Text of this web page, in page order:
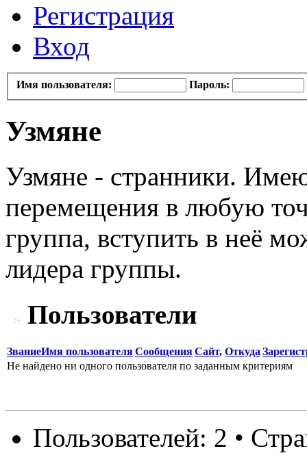
Регистрация
Вход
Имя пользователя: Пароль:
Узмяне
Узмяне - странники.
перемещения в любую
группа, вступить в неё
лидера группы.
Пользователи
ЗваниеИмя пользователяСообщенияСайт, Откуда
Не найдено ни одного пользователя по заданным критериям
Пользователей: 2 •